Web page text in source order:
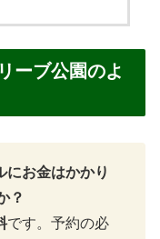
ーブ公園のよ
にお金はかかり
？
です。予約の必